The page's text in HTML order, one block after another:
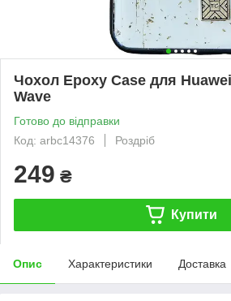
Чохол Epoxy Case для
Wave
Готово до відправки
Код: arbc14376
Роздріб
249 ₴
Купити
Опис Характеристики Доставка